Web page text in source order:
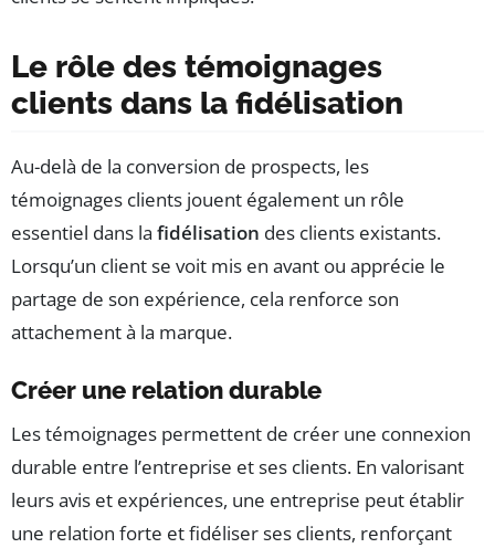
Le rôle des témoignages
clients dans la fidélisation
Au-delà de la conversion de prospects, les
témoignages clients jouent également un rôle
essentiel dans la fidélisation des clients existants.
Lorsqu’un client se voit mis en avant ou apprécie le
partage de son expérience, cela renforce son
attachement à la marque.
Créer une relation durable
Les témoignages permettent de créer une connexion
durable entre l’entreprise et ses clients. En valorisant
leurs avis et expériences, une entreprise peut établir
une relation forte et fidéliser ses clients, renforçant